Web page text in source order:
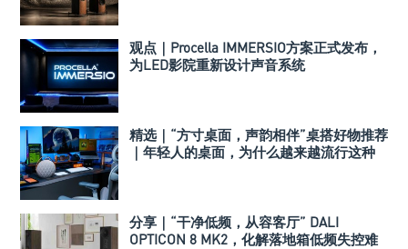
观点｜Procella IMMERSIO方案正式发布，
为LED影院重新设计声音系统
精选｜“方寸桌面，声韵相伴”桌搭好物推荐
｜年轻人的桌面，为什么越来越流行这种
分享｜“干净低频，从容客厅” DALI
OPTICON 8 MK2，化解落地箱低频失控难